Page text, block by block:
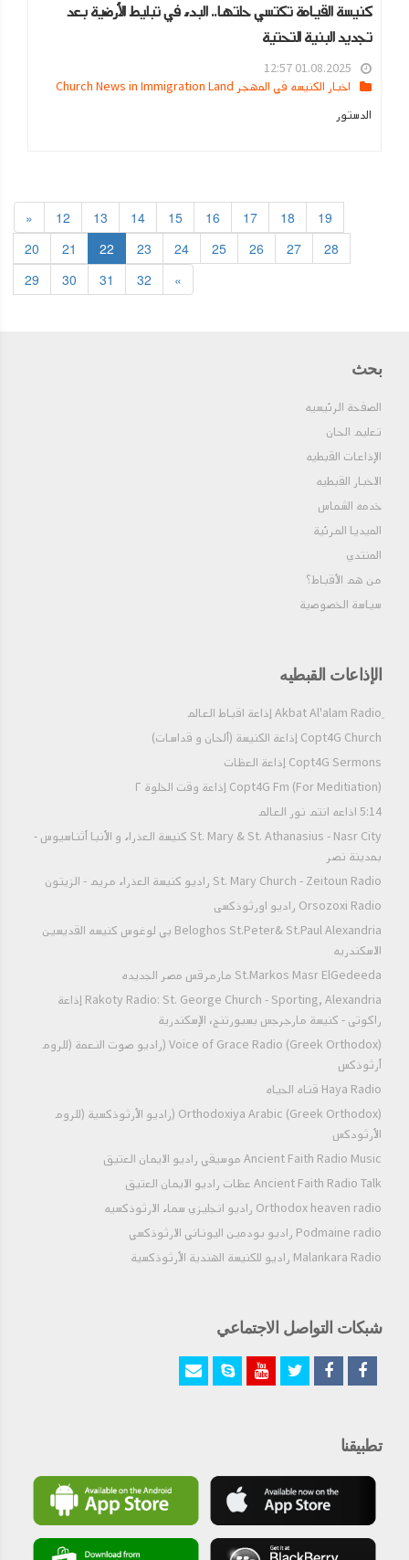
كنيسة القيامة تكتسي حلتها.. البدء في تبليط الأرضية بعد
تجديد البنية التحتية
01.08.2025 12:57
اخبار الكنيسه في المهجر Church News in Immigration Land
الدستور
« 12 13 14 15 16 17 18
19
20
21 22 23 24 25 26 27
28
29
30 31 32 »
بحث
الصفحة الرئيسيه
تعليم الحان
الإذاعات القبطيه
الاخبار القبطيه
خدمه الشماس
الميديا المرئية
المنتدي
من هم الأقباط؟‎
سياسة الخصوصية
الإذاعات القبطيه
Copt4G Church إذاعة الكنيسة (ألحان و قداسات)
Copt4G Sermons إذاعة العظات
Copt4G Fm (For Meditiation) إذاعة وقت الخلوة ٢
5:14 اذاعه انتم نور العالم
St. Mary & St. Athanasius - Nasr City كنيسة العذراء و الأنبا أثناسيوس -
بمدينة نصر
St. Mary Church - Zeitoun Radio راديو كنيسة العذراء مريم - الزيتون
Orsozoxi Radio راديو اورثوذكسى
Beloghos St.Peter& St.Paul Alexandria بي لوغوس كنيسه القديسين
الاسكندريه
St.Markos Masr ElGedeeda مارمرقس مصر الجديده
Rakoty Radio: St. George Church - Sporting, Alexandria إذاعة
راكوتى - كنيسة مارجرجس بسبورتنج، الإسكندرية
Voice of Grace Radio (Greek Orthodox) (راديو صوت النعمة (للروم
أرثوذكس
Haya Radio قناه الحياه
Orthodoxiya Arabic (Greek Orthodox) (راديو الأرثوذكسية (للروم
الأرثودكس
Ancient Faith Radio Music موسيقي راديو الايمان العتيق
Ancient Faith Radio Talk عظات راديو الايمان العتيق
Orthodox heaven radio راديو انجليزي سماء الارثوذكسيه
Podmaine radio راديو بودمين اليوناني الارثوذكسي
Malankara Radio راديو للكنيسة الهندية الأرثوذكسية
شبكات التواصل الاجتماعي
تطبيقنا